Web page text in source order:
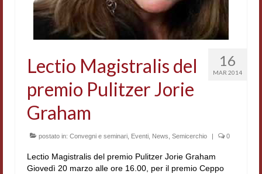
16
MAR 2014
Lectio Magistralis del
premio Pulitzer Jorie
Graham
postato in: Convegni e seminari Eventi News Semicerchio 0
Lectio Magistralis del premio Pulitzer Jorie Graham
Giovedì 20 marzo alle ore 16.00, per il premio Ceppo